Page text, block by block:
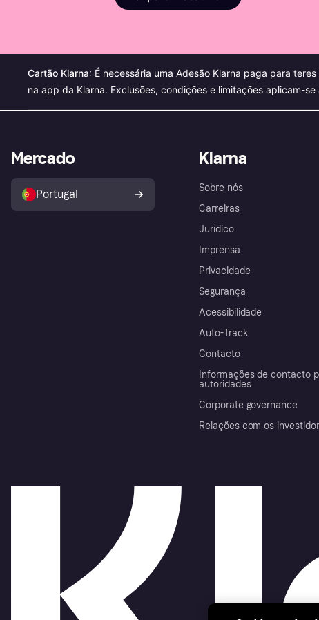
Cartão Klarna: É necessária uma Adesão Klarna paga para
na app da Klarna. Exclusões, condições e limitações aplicam-
Klarna
Sobre nós
Carreiras
Jurídico
Imprensa
Privacidade
Segurança
Acessibilidade
Auto-Track
Contacto
Informações de contacto
autoridades
Corporate governance
Relações com os
Mercado
Portugal